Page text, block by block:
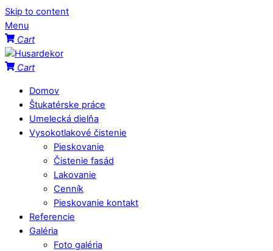
Skip to content
Menu
Cart
Cart
Domov
Štukatérske práce
Umelecká dielňa
Vysokotlakové čistenie
Pieskovanie
Čistenie fasád
Lakovanie
Cenník
Pieskovanie kontakt
Referencie
Galéria
Foto galéria